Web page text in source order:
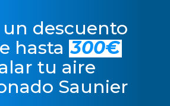
un descuento
hasta 300€
tu aire
Saunier